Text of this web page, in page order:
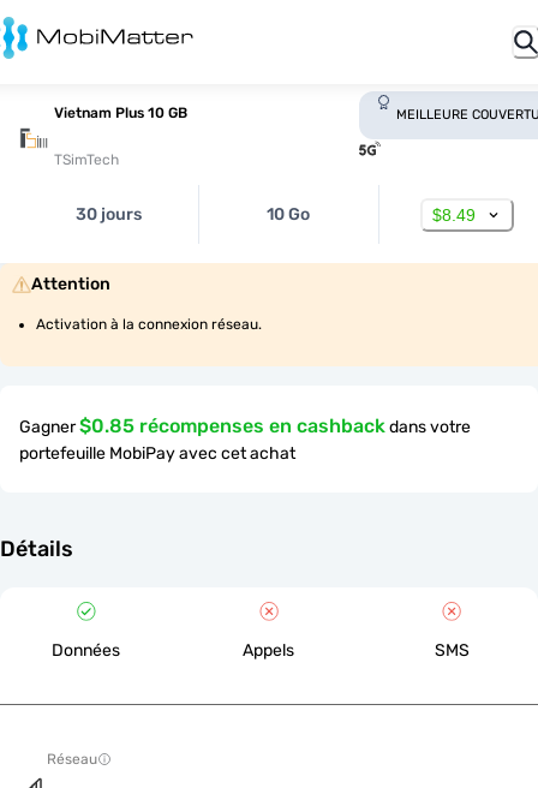
Vietnam Plus 10 GB
TSimTech
MEILLEURE
30 jours 10 Go $8.49
Attention
Activation à la connexion réseau.
Gagner$0.85 récompenses en cashbackdans votre
portefeuille MobiPay avec cet achat
Détails
Données Appels SMS
Réseau